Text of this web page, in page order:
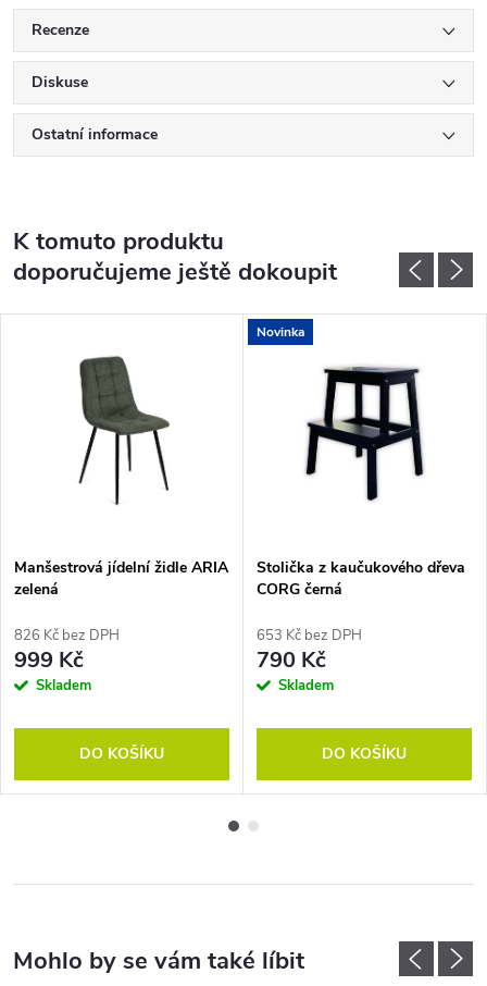
Recenze
Diskuse
Ostatní informace
K tomuto produktu
doporučujeme ještě dokoupit
Manšestrová jídelní židle ARIA
zelená
826 Kč bez DPH
999 Kč
Skladem
DO KOŠÍKU
Novinka
Stolička z kaučukového dřeva
CORG černá
653 Kč bez DPH
790 Kč
Skladem
DO KOŠÍKU